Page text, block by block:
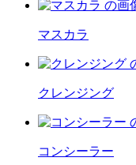
マスカラ
クレンジング
コンシーラー